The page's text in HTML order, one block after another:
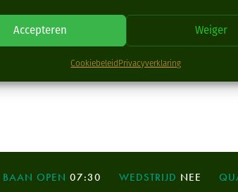
Accepteren Weiger
CookiebeleidPrivacyverklaring
bereikbaarheid is Restaurant
geslaagde vergadering, feest of
BAAN OPEN 07:30 WEDSTRIJD NEE